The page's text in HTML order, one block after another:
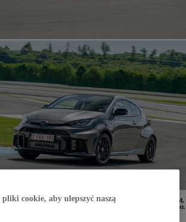
ostatnie egzemplarze hot-hatcha GR Yaris z silnikiem o mocy 280 KM,
i automatyczną, 8-biegową skrzynią biegów GAZOO Racing Direct.
objęto rabatem w wysokości 30 tys. zł. Samochód kosztuje teraz
cookie, aby ulepszyć naszą